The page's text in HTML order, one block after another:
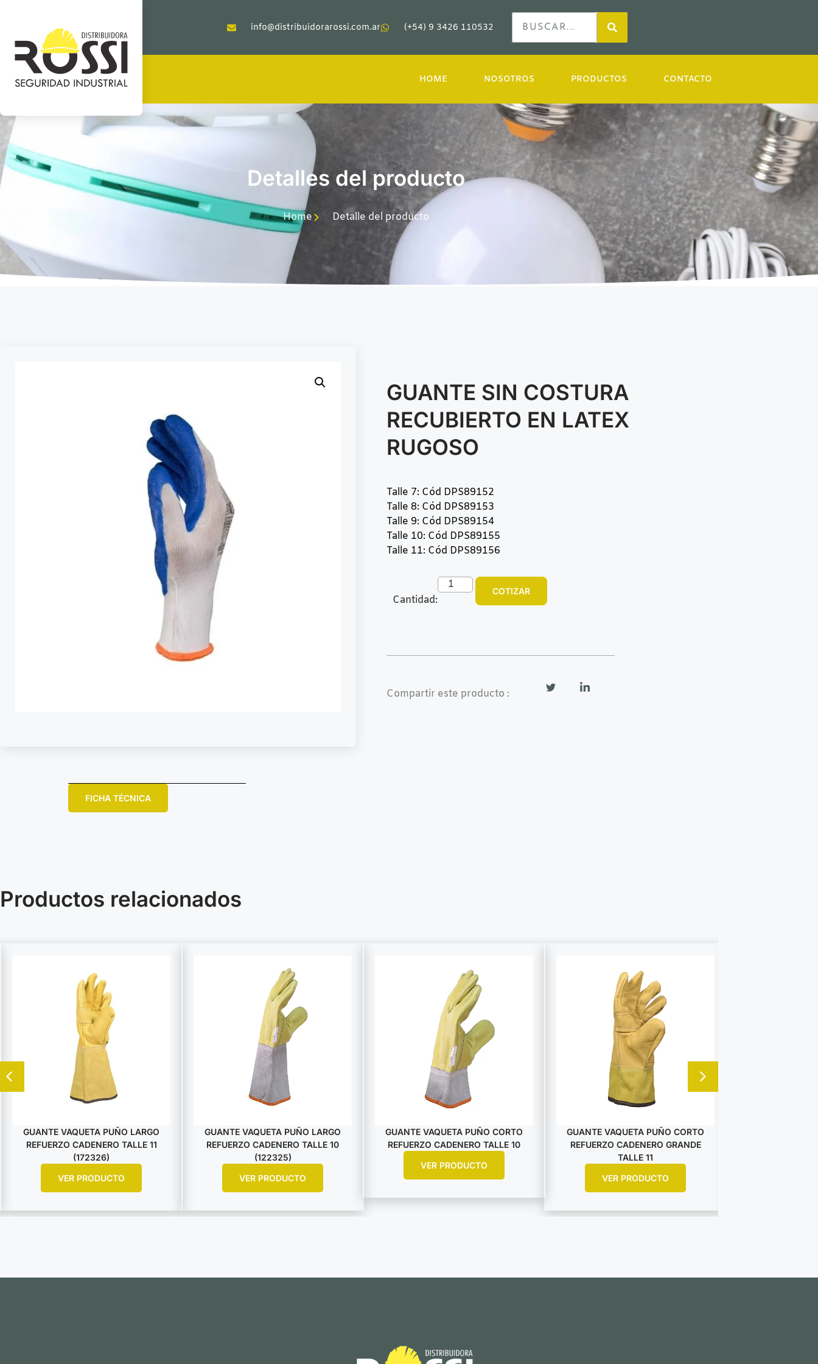
info@distribuidorarossi.com.ar (+54) 9 3426 110532
HOME NOSOTROS PRODUCTOS CONTACTO
Detalles del producto
Home Detalle del producto
GUANTE SIN COSTURA
RECUBIERTO EN LATEX
RUGOSO
Talle 7: Cód DPS89152
Talle 8: Cód DPS89153
Talle 9: Cód DPS89154
Talle 10: Cód DPS89155
Talle 11: Cód DPS89156
Cantidad:
COTIZAR
Compartir este producto :
FICHA TÉCNICA
Productos relacionados
GUANTE VAQUETA PUÑO LARGO
REFUERZO CADENERO TALLE 11
(172326)
VER PRODUCTO
GUANTE VAQUETA PUÑO LARGO
REFUERZO CADENERO TALLE 10
(122325)
VER PRODUCTO
GUANTE VAQUETA PUÑO CORTO
REFUERZO CADENERO TALLE 10
VER PRODUCTO
GUANTE VAQUETA PUÑO CORTO
REFUERZO CADENERO GRANDE
TALLE 11
VER PRODUCTO